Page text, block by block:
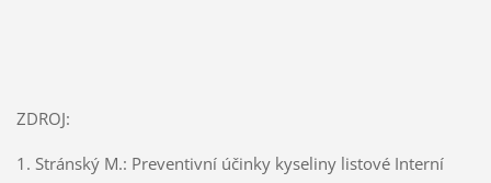
ZDROJ:
1. Stránský M.: Preventivní účinky kyseliny listové Interní